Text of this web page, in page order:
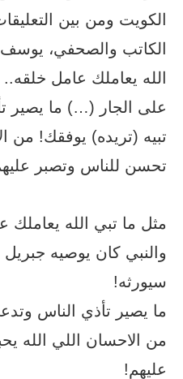
الكويت ومن بين
الكاتب والصحفي، يوسف
الله يعاملك عامل
على الجار (…) ما يصير
تبيه (تريده) يوفقك! من
تحسن للناس وتصبر
مثل ما تبي الله يعاملك
والنبي كان يوصيه
سيورثه!
ما يصير تأذي الناس
من الاحسان اللي الله
عليهم!